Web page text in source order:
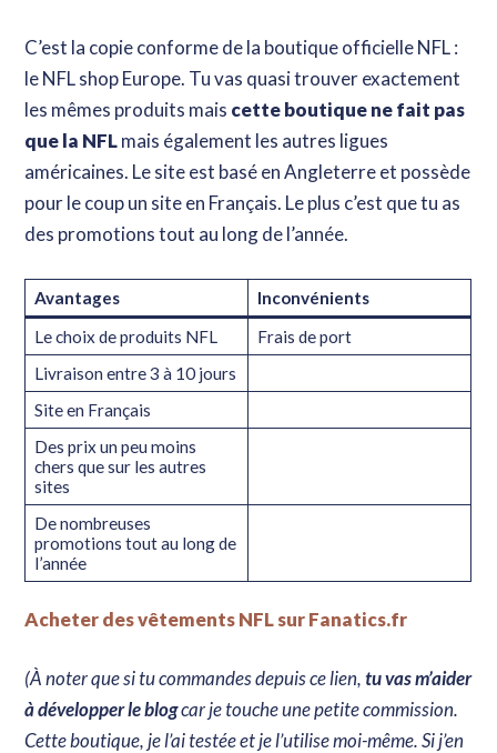
C’est la copie conforme de la boutique officielle NFL :
le NFL shop Europe. Tu vas quasi trouver exactement
les mêmes produits mais cette boutique ne fait pas
que la NFLmais également les autres ligues
américaines. Le site est basé en Angleterre et possède
pour le coup un site en Français. Le plus c’est que tu as
des promotions tout au long de l’année.
Avantages
Inconvénients
Le choix de produits NFL
Frais de port
Livraison entre 3 à 10 jours
Site en Français
Des prix un peu moins
chers que sur les autres
sites
De nombreuses
promotions tout au long de
l’année
Acheter des vêtements NFL sur Fanatics.fr
(À noter que si tu commandes depuis ce lien,tu vas m’aider
à développer le blogcar je touche une petite commission.
Cette boutique, je l’ai testée et je l’utilise moi-même. Si j’en